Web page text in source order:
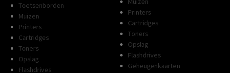
Toetsenborden
Muizen
Printers
Cartridges
Toners
Opslag
Flashdrives
Printers
Cartridges
Toners
Opslag
Flashdrives
Geheugenkaarten